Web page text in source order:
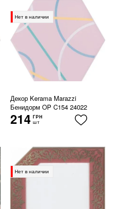
Нет в наличии
Декор Kerama Marazzi
Бенидорм OP C154 24022
214 ГРН
шт
Нет в наличии